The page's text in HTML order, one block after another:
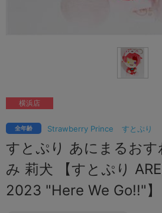
Strawberry Prince すとぷり
全年齢
すとぷり あにまるおす
み 莉犬 【すとぷり
2023 "Here We Go!!"】
横浜店